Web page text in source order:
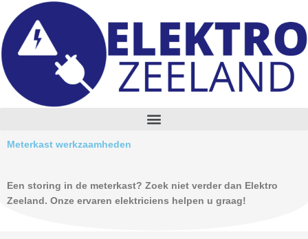
content
M
e
Meterkast werkzaamheden
Een storing in de meterkast? Zoek niet verder dan Elektro
Zeeland. Onze ervaren elektriciens helpen u graag!